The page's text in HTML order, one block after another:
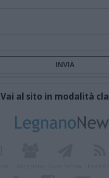
Vai al sito in modalità